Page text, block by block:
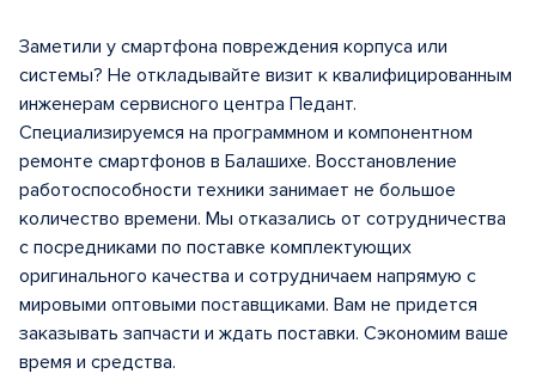
Заметили у смартфона повреждения корпуса или
системы? Не откладывайте визит к квалифицированным
инженерам сервисного центра Педант.
Специализируемся на программном и компонентном
ремонте смартфонов в Балашихе. Восстановление
работоспособности техники занимает не большое
количество времени. Мы отказались от сотрудничества
с посредниками по поставке комплектующих
оригинального качества и сотрудничаем напрямую с
мировыми оптовыми поставщиками. Вам не придется
заказывать запчасти и ждать поставки. Сэкономим ваше
время и средства.